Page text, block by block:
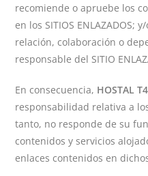
recomiende o apruebe los
en los SITIOS ENLAZADOS;
relación, colaboración o
responsable del SITIO
En consecuencia, HOSTAL T4
responsabilidad relativa a
tanto, no responde de su
contenidos y servicios
enlaces contenidos en dichos